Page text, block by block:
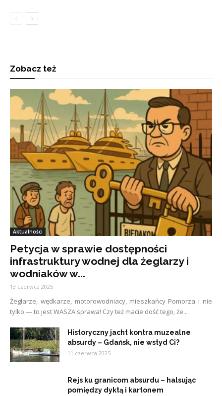
Zobacz też
Aktualności
Petycja w sprawie dostępności
infrastruktury wodnej dla żeglarzy i
wodniaków w...
13 czerwca 2025
Żeglarze, wędkarze, motorowodniacy, mieszkańcy Pomorza i nie
tylko — to jest WASZA sprawa! Czy też macie dość tego, że...
Historyczny jacht kontra muzealne
absurdy – Gdańsk, nie wstyd Ci?
11 czerwca 2025
Rejs ku granicom absurdu – halsując
pomiędzy dyktą i kartonem